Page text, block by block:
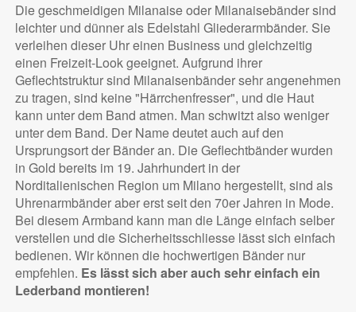
Die geschmeidigen Milanaise oder Milanaisebänder sind
leichter und dünner als Edelstahl Gliederarmbänder. Sie
verleihen dieser Uhr einen Business und gleichzeitig
einen Freizeit-Look geeignet. Aufgrund ihrer
Geflechtstruktur sind Milanaisenbänder sehr angenehmen
zu tragen, sind keine "Härrchenfresser", und die Haut
kann unter dem Band atmen. Man schwitzt also weniger
unter dem Band. Der Name deutet auch auf den
Ursprungsort der Bänder an. Die Geflechtbänder wurden
in Gold bereits im 19. Jahrhundert in der
Norditalienischen Region um Milano hergestellt, sind als
Uhrenarmbänder aber erst seit den 70er Jahren in Mode.
Bei diesem Armband kann man die Länge einfach selber
verstellen und die Sicherheitsschliesse lässt sich einfach
bedienen. Wir können die hochwertigen Bänder nur
empfehlen. Es lässt sich aber auch sehr einfach ein
Lederband montieren!